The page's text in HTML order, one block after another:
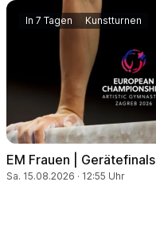
In 7 Tagen Kunstturnen
EM Frauen | Gerätefinals
Sa. 15.08.2026 · 12:55 Uhr